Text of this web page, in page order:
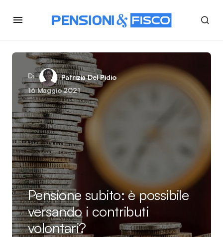
Di
Patrizia Del Pidio
16 Maggio 2021
Pensione subito: è possibile
versando i contributi
volontari?